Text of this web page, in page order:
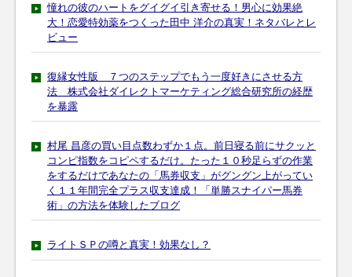
憧れの彼のハートをグイグイ引き寄せる！男心に効果絶
大！恋愛特効薬をつくった田中 洋介の真実！ネタバレとレ
ビュー
復縁女性版 ７つのステップでもう一度好きにさせる方
法 株式会社ダイレクトマーケティング総合研究所の経歴
を暴露
村尾 昌彦の買い目点数わずか１点。前日寝る前にサクッと
コンピ指数をコピペするだけ。たった１０秒足らずの作業
をするだけであなたの「馬券収支」がグングン上がってい
く１１年間完全プラス収支達成！「単勝スナイパー馬券
術」の方法を体験したブログ
ライトＳＰの噂と真実！効果なし？